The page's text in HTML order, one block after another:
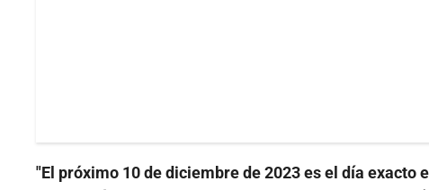
"El próximo 10 de diciembre de 2023 es el día exacto